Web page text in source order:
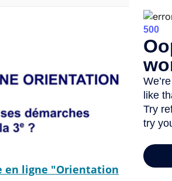
en ligne "Orientation